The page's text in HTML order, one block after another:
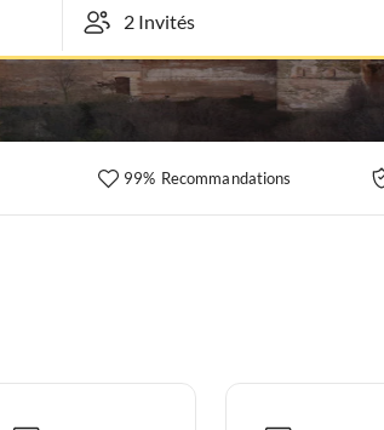
99% Recommandations